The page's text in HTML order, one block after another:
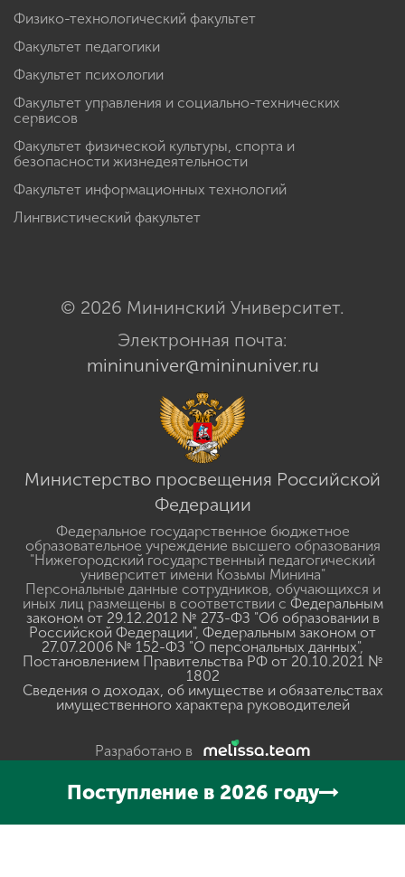
Физико-технологический факультет
Факультет педагогики
Факультет психологии
Факультет управления и социально-технических
сервисов
Факультет физической культуры, спорта и
безопасности жизнедеятельности
Факультет информационных технологий
Лингвистический факультет
© 2026 Мининский Университет.
Электронная почта:
mininuniver@mininuniver.ru
Министерство просвещения Российской
Федерации
Федеральное государственное бюджетное
образовательное учреждение высшего образования
"Нижегородский государственный педагогический
университет имени Козьмы Минина"
Персональные данные сотрудников, обучающихся и
иных лиц размещены в соответствии с Федеральным
законом от 29.12.2012 № 273-ФЗ "Об образовании в
Российской Федерации", Федеральным законом от
27.07.2006 № 152-ФЗ "О персональных данных",
Постановлением Правительства РФ от 20.10.2021 №
1802
Сведения о доходах, об имуществе и обязательствах
имущественного характера руководителей
Разработано в
Поступление в 2026 году